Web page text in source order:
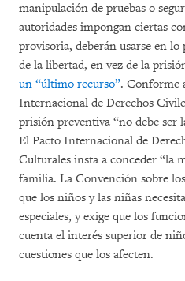
manipulación de pruebas o
autoridades impongan ciertas
provisoria, deberán usarse en
de la libertad, en vez de la
un “último recurso”. Conforme
Internacional de Derechos
prisión preventiva “no debe ser
El Pacto Internacional de
Culturales insta a conceder “la
familia. La Convención sobre
que los niños y las niñas
especiales, y exige que los
cuenta el interés superior de
cuestiones que los afecten.